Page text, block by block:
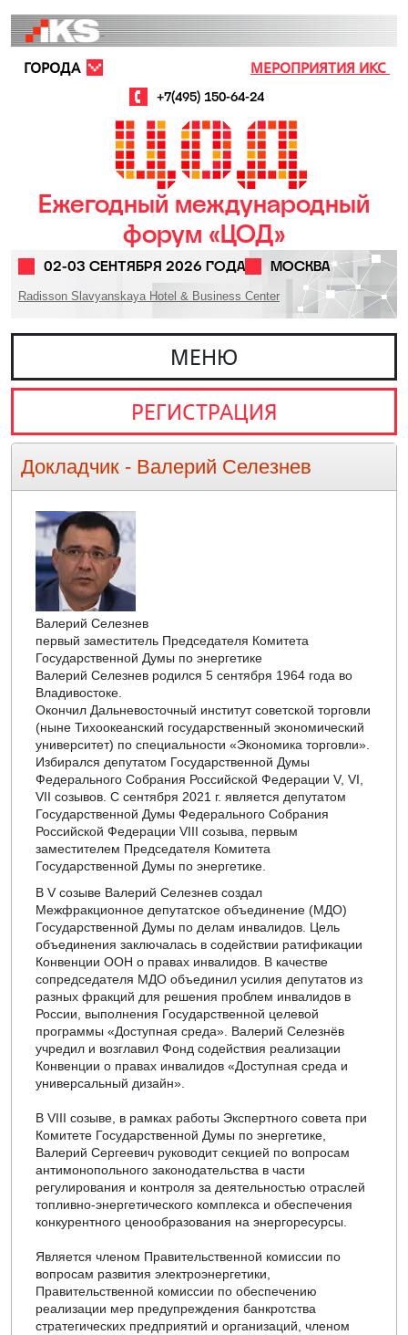
МЕРОПРИЯТИЯ ИКС
+7(495) 150-64-24
ГОРОДА
Ежегодный международный
форум «ЦОД»
02-03 СЕНТЯБРЯ 2026 ГОДА МОСКВА
Radisson Slavyanskaya Hotel & Business Center
МЕНЮ
РЕГИСТРАЦИЯ
Докладчик - Валерий Селезнев
Валерий Селезнев
первый заместитель Председателя Комитета
Государственной Думы по энергетике
Валерий Селезнев родился 5 сентября 1964 года во
Владивостоке.
Окончил Дальневосточный институт советской торговли
(ныне Тихоокеанский государственный экономический
университет) по специальности «Экономика торговли».
Избирался депутатом Государственной Думы
Федерального Собрания Российской Федерации V, VI,
VII созывов. С сентября 2021 г. является депутатом
Государственной Думы Федерального Собрания
Российской Федерации VIII созыва, первым
заместителем Председателя Комитета
Государственной Думы по энергетике.
В V созыве Валерий Селезнев создал
Межфракционное депутатское объединение (МДО)
Государственной Думы по делам инвалидов. Цель
объединения заключалась в содействии ратификации
Конвенции ООН о правах инвалидов. В качестве
сопредседателя МДО объединил усилия депутатов из
разных фракций для решения проблем инвалидов в
России, выполнения Государственной целевой
программы «Доступная среда». Валерий Селезнёв
учредил и возглавил Фонд содействия реализации
Конвенции о правах инвалидов «Доступная среда и
универсальный дизайн».
В VIII созыве, в рамках работы Экспертного совета при
Комитете Государственной Думы по энергетике,
Валерий Сергеевич руководит секцией по вопросам
антимонопольного законодательства в части
регулирования и контроля за деятельностью отраслей
топливно-энергетического комплекса и обеспечения
конкурентного ценообразования на энергоресурсы.
Является членом Правительственной комиссии по
вопросам развития электроэнергетики,
Правительственной комиссии по обеспечению
реализации мер предупреждения банкротства
стратегических предприятий и организаций, членом